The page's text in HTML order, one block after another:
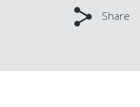
Share